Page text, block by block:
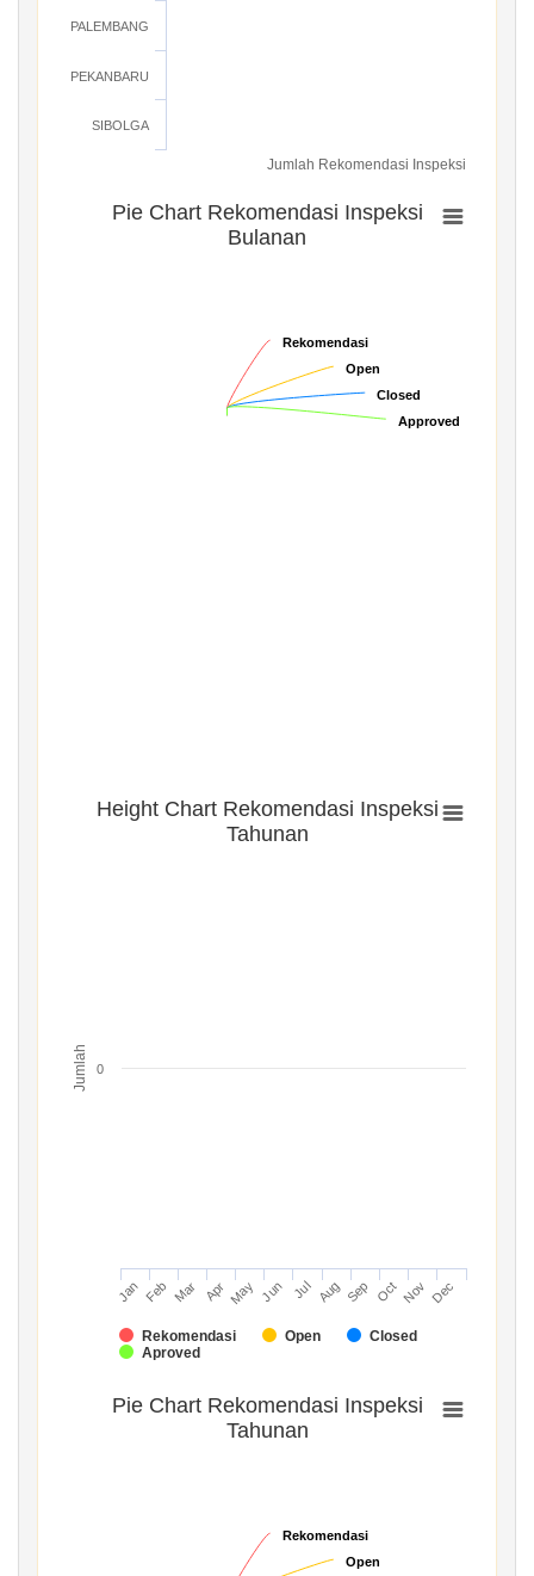
Jumlah Rekomendasi Inspeksi
PALEMBANG
PEKANBARU
SIBOLGA
Pie Chart Rekomendasi Inspeksi
Bulanan
Rekomendasi
Rekomendasi
Open
Open
Closed
Closed
Approved
Approved
Jumlah
Height Chart Rekomendasi Inspeksi
Tahunan
Rekomendasi Open
Closed
Aproved
Jan Feb Mar Apr May Jun Jul Aug Sep Oct Nov Dec
0
Pie Chart Rekomendasi Inspeksi
Tahunan
Rekomendasi
Rekomendasi
Open
Open